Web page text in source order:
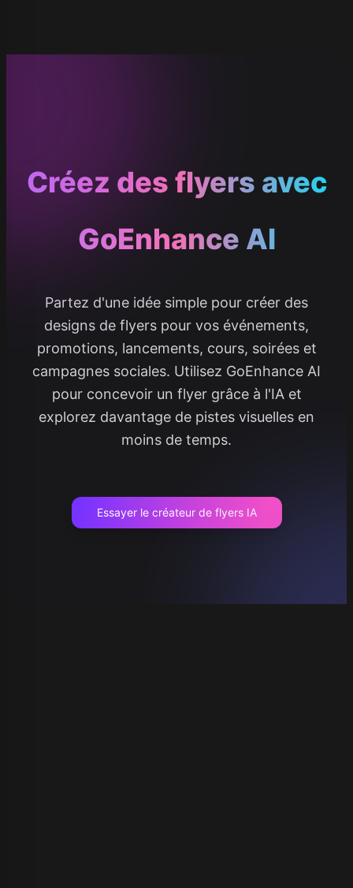
Créez des flyers avec
GoEnhance AI
Partez d'une idée simple pour créer des
designs de flyers pour vos événements,
promotions, lancements, cours, soirées et
campagnes sociales. Utilisez GoEnhance AI
pour concevoir un flyer grâce à l'IA et
explorez davantage de pistes visuelles en
moins de temps.
Essayer le créateur de flyers IA